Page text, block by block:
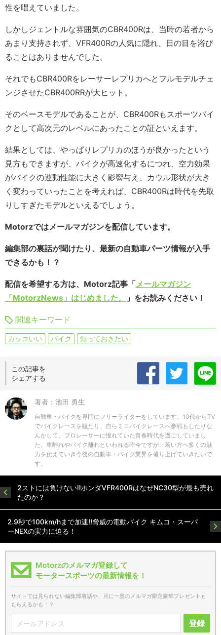
性を唱えていました。
しかしジェントルな雰囲気のCBR400Rは、当時の若者から
あまり支持されず、VFR400Rの人気に隠れ、日の目を浴び
ることはありませんでした。
それでもCBR400Rをレーサーレプリカへとフルモデルチェ
ンジさせたCBR400RRが大ヒット。
そのベースモデルであることが、CBR400Rもスポーツバイ
クとして高次元のレベルにあったことの証といえます。
結果としては、やっぱりレプリカのほうが良かったという
見方もできますが、バイクが高速化するにつれ、空力効果
がバイクの運動性能に大きく影響与え、カウル形状が大き
く変わっていったことを考えれば、CBR400Rは時代を先取
りしすぎたモデルといえるでしょう。
Motorzではメールマガジンを配信しています。
編集部の裏話が聞けたり、最新の自動車パーツ情報が入手
できるかも！？
配信を希望する方は、Motorz記事「 メールマガジン
「MotorzNews」はじめました。
」をお読みください！
関連キーワード
カッコいい バイク 知っておきたい
この記事を
シェアする
著者：池田 勇生
自動車・バイクを専門にフリーライターをしています。10代からTV
でバイクレースを観たり、自らミニバイクレースへ参戦もしたりな
んかして、プロレーサーに憧れていた青春時代を過ごしていまし
た。車離れやバイク離れといわれる昨今ですが、若い方へ多くの魅
力を伝えていき今後の自動車・バイク業界を盛り上げていきたいで
す。
2ストには負けない!!ホンダVFR400RはなぜNC30型が最も売れ
たのか？
2.9秒で100km/hまで加速!!脅威の電動バイク キムコ・スーパ
ーNEXの実力に迫る！
Motorzのメルマガ登録して
モータースポーツの最新情報を！
サイトでは見られない編集部裏話や、月に一度のメルマガ限定豪華プレゼントも
もらえるかも！？
登録